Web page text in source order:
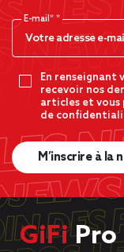
E-mail*
En renseignant
recevoir nos
articles et vous
de
M’inscrire à la
GiFiPro